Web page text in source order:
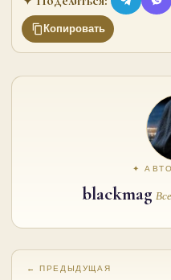
Копировать
✦
blackmag
← ПРЕДЫДУЩАЯ